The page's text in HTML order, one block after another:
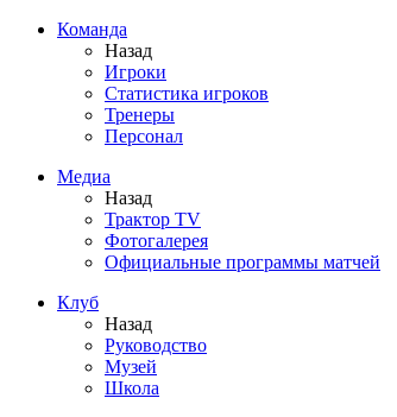
Команда
Назад
Игроки
Статистика игроков
Тренеры
Персонал
Медиа
Назад
Трактор TV
Фотогалерея
Официальные программы матчей
Клуб
Назад
Руководство
Музей
Школа